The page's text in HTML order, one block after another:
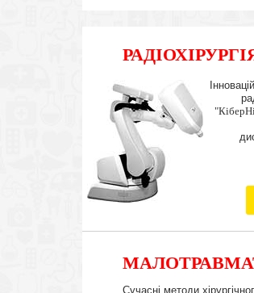
Сучасні методи